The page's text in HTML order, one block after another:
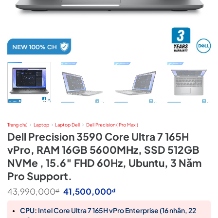
Trang chủ Laptop Laptop Dell Dell Precision ( Pro Max )
Dell Precision 3590 Core Ultra 7 165H
vPro, RAM 16GB 5600MHz, SSD 512GB
NVMe , 15.6″ FHD 60Hz, Ubuntu, 3 Năm
Pro Support.
43,990,000₫ Giá
gốc
là:
43,990,000₫.
41,500,000₫Giá
tại
là:
CPU: Intel Core Ultra 7 165H vPro Enterprise (16 nhân, 22